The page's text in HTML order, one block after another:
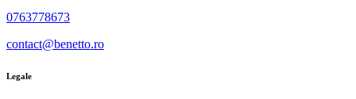
0763778673
contact@benetto.ro
Legale